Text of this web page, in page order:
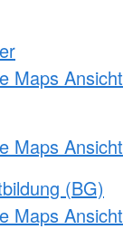
Maps Ansicht
Maps Ansicht
(BG)
Maps Ansicht